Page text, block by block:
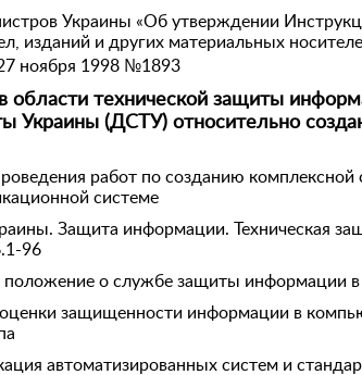
Украины «Об утверждении
изданий и других материальных
ноября 1998 №1893
области технической защиты
Украины (ДСТУ) относительно
работ по созданию
системе
Защита информации. Техническая
96
о службе защиты информации в
защищенности информации в
автоматизированных систем и